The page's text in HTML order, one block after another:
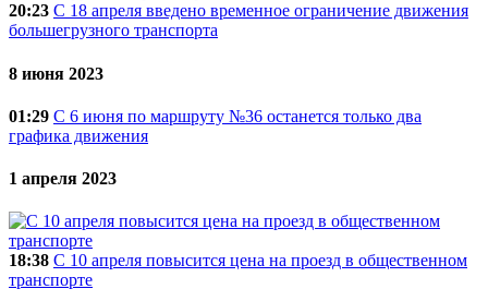
20:23 C 18 апреля введено временное ограничение движения
большегрузного транспорта
8 июня 2023
01:29 С 6 июня по маршруту №36 останется только два
графика движения
1 апреля 2023
18:38 С 10 апреля повысится цена на проезд в общественном
транспорте